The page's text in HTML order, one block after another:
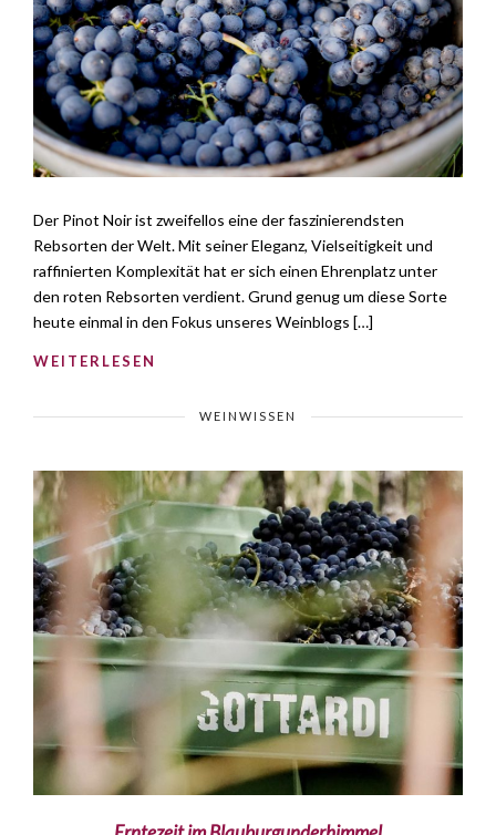
Der Pinot Noir ist zweifellos eine der faszinierendsten
Rebsorten der Welt. Mit seiner Eleganz, Vielseitigkeit und
raffinierten Komplexität hat er sich einen Ehrenplatz unter
den roten Rebsorten verdient. Grund genug um diese Sorte
heute einmal in den Fokus unseres Weinblogs […]
WEITERLESEN
WEINWISSEN